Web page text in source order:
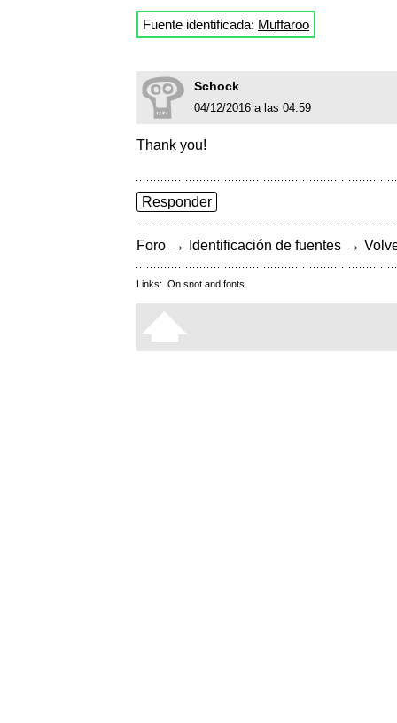
Fuente identificada: Muffaroo
Schock
04/12/2016 a las 04:59
Thank you!
Responder
Foro → Identificación de fuentes →
Links: On snot and fonts